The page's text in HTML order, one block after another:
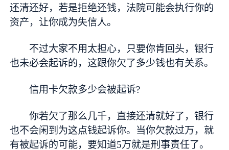
还清还好，若是拒绝还钱，法院可能会执行你的
资产，让你成为失信人。
不过大家不用太担心，只要你肯回头，银行
也未必会起诉的，这跟你欠了多少钱也有关系。
信用卡欠款多少会被起诉?
你若欠了那么几千，直接还清就好了，银行
也不会闲到为这点钱起诉你。当你欠款过万，就
有被起诉的可能，要知道5万就是刑事责任了。